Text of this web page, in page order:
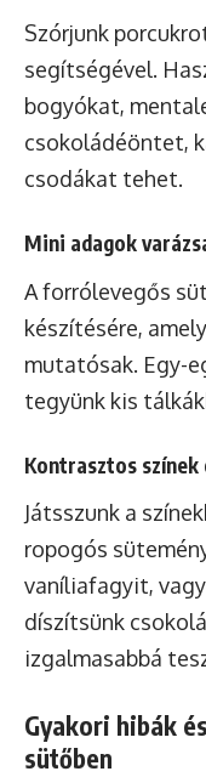
Szórjunk
segítségével.
bogyókat,
csokoládéöntet,
csodákat tehet.
Mini adagok
A forrólevegős
készítésére,
mutatósak. Egy-
tegyünk kis
Kontrasztos
Játsszunk a
ropogós
vaníliafagyit,
díszítsünk
izgalmasabbá
Gyakori hibák
sütőben